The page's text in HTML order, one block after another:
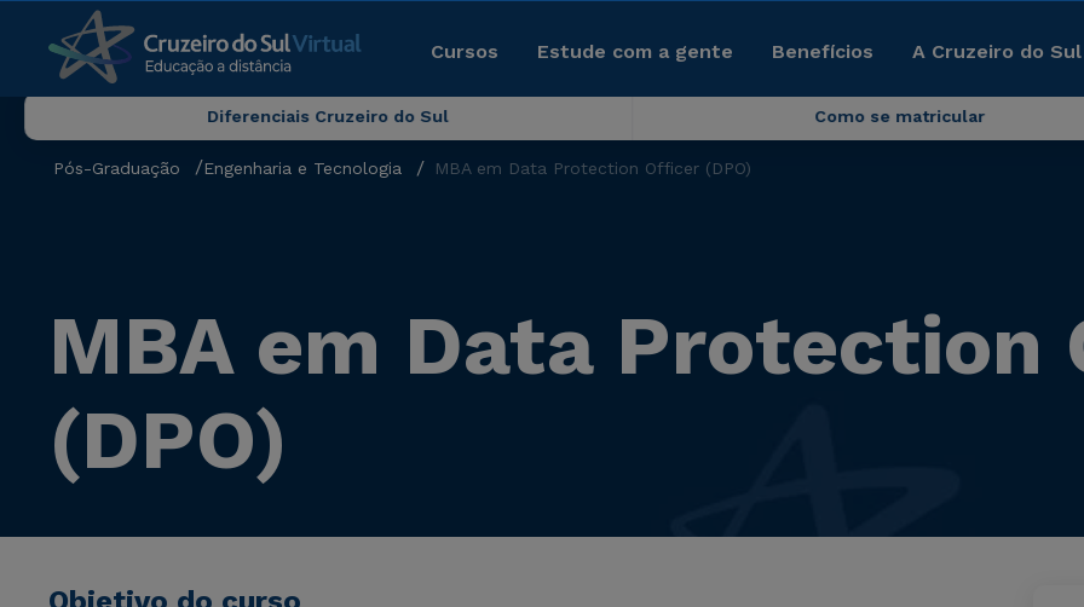
Cursos Estude com a gente Benefícios A Cruzeiro do
Diferenciais Cruzeiro do Sul Como se matricular
Pós-Graduação Engenharia e Tecnologia MBA em Data Protection Officer (DPO)
MBA em Data Protection
(DPO)